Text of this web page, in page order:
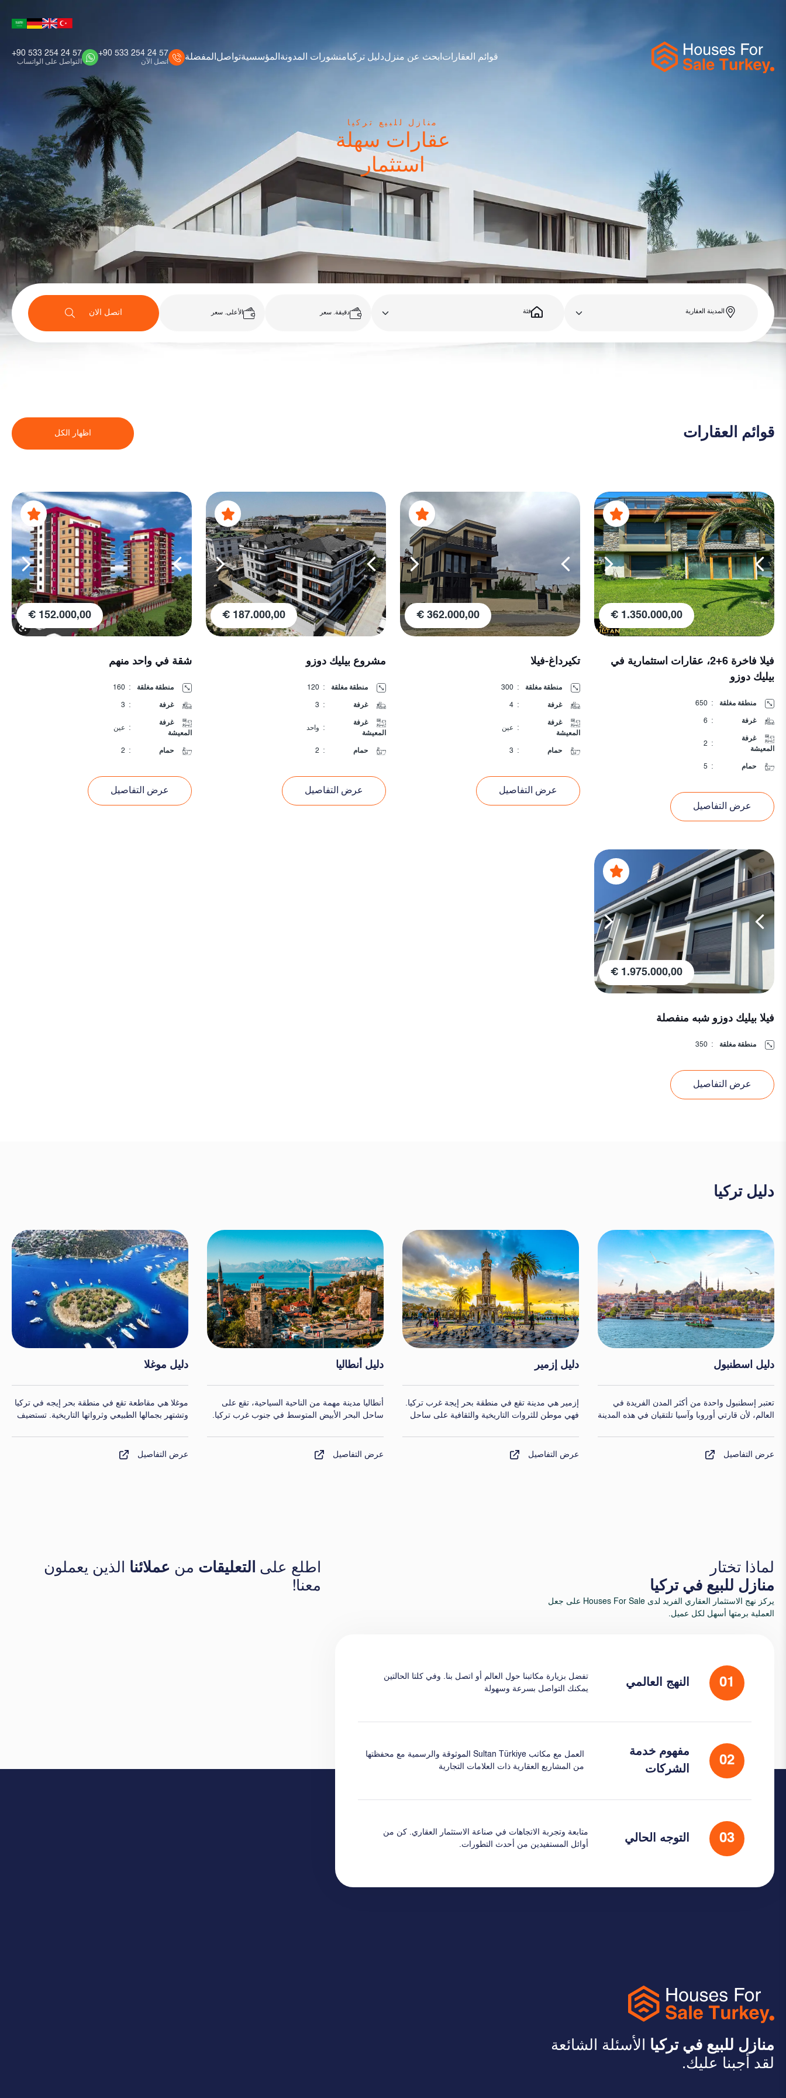
قوائم العقارات ابحث عن منزلدليل تركيامنشورات المدونة المؤسسيةتواصل المفضلة +90 533 254 24 57
اتصل الآن
+90 533 254 24 57
التواصل على الواتساب
منازل للبيع تركيا
عقارات سهلة
استثمار
المدينة العقارية فئة دقيقة. سعر الأعلى. سعر اتصل الان
قوائم العقارات اظهار الكل
1.350.000,00 €
فيلا فاخرة 6+2، عقارات استثمارية في
بيليك دوزو
منطقة مغلقة :
650
غرفة :
6
غرفة
المعيشة
:
2
حمام :
5
عرض التفاصيل
362.000,00 €
تكيرداغ-فيلا
منطقة مغلقة :
300
غرفة :
4
غرفة
المعيشة
: عين
حمام :
3
عرض التفاصيل
187.000,00 €
مشروع بيليك دوزو
منطقة مغلقة :
120
غرفة :
3
غرفة
المعيشة
: واحد
حمام :
2
عرض التفاصيل
152.000,00 €
شقة في واحد منهم
منطقة مغلقة :
160
غرفة :
3
غرفة
المعيشة
: عين
حمام :
2
عرض التفاصيل
1.975.000,00 €
فيلا بيليك دوزو شبه منفصلة
منطقة مغلقة :
350
عرض التفاصيل
دليل تركيا
دليل أنطاليا
أنطاليا مدينة مهمة من الناحية السياحية، تقع على
ساحل البحر الأبيض المتوسط ​​في جنوب غرب تركيا.
عرض التفاصيل
دليل موغلا
موغلا هي مقاطعة تقع في منطقة بحر إيجه في تركيا
وتشتهر بجمالها الطبيعي وثرواتها التاريخية. تستضيف
ومارماريس وفتحية.
عرض التفاصيل
دليل كاناكالي
تشاناكالي هي مدينة تقع في منطقة مرمرة في تركيا
وتشتهر بتاريخها وثقافتها وجمالها الطبيعي.
عرض التفاصيل
دليل طرابزون
طرابزون هي مدينة تقع في منطقة البحر الأسود في
تركيا، وتشتهر بجمالها التاريخي والثقافي والطبيعي.
وبعض الاقتراحات لاستكشاف المدينة.
عرض التفاصيل
لماذا تختار
منازل للبيع في تركيا
يركز نهج الاستثمار العقاري الفريد لدى Houses For Sale على جعل
العملية برمتها أسهل لكل عميل.
01 النهج العالمي
تفضل بزيارة مكاتبنا حول العالم أو اتصل بنا. وفي كلتا الحالتين
يمكنك التواصل بسرعة وسهولة
02
مفهوم خدمة
الشركات
العمل مع مكاتب Sultan Türkiye الموثوقة والرسمية مع محفظتها
من المشاريع العقارية ذات العلامات التجارية
03 التوجه الحالي
متابعة وتجربة الاتجاهات في صناعة الاستثمار العقاري. كن من
أوائل المستفيدين من أحدث التطورات.
اطلع على التعليقات من عملائنا الذين يعملون
معنا!
منازل للبيع في تركيا
الأسئلة الشائعة
لقد أجبنا عليك.